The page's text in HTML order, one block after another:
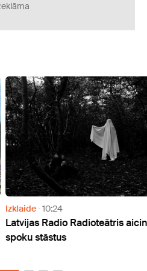
aicina ikvienu iesūtīt